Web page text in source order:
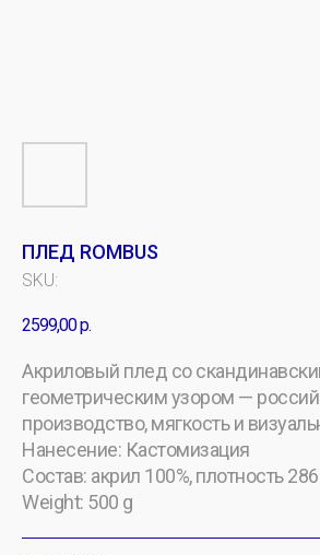
ПЛЕД ROMBUS
SKU:
2599,00р.
Акриловый плед со
геометрическим узором —
производство, мягкость и
Нанесение: Кастомизация
Состав: акрил 100%, плотность
Weight: 500 g